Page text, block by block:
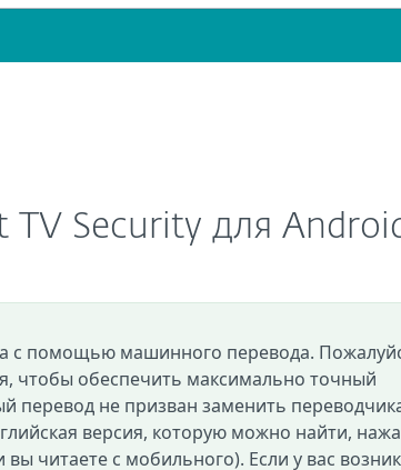
TV Security для
с помощью машинного перевода.
чтобы обеспечить максимально точный
перевод не призван заменить
версия, которую можно найти,
вы читаете с мобильного). Если у вас